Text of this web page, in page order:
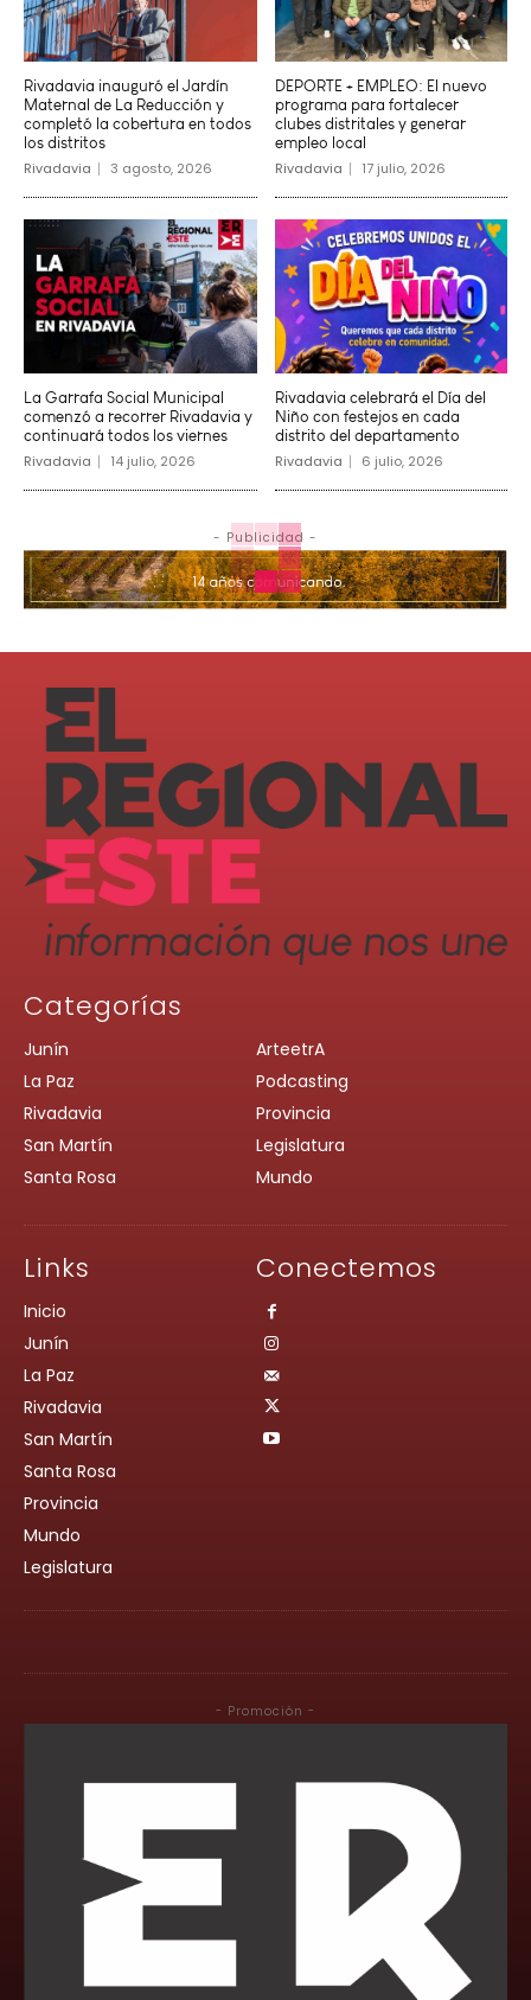
Rivadavia inauguró el Jardín
Maternal de La Reducción y
completó la cobertura en todos
los distritos
Rivadavia 3 agosto, 2026
DEPORTE + EMPLEO: El nuevo
programa para fortalecer
clubes distritales y generar
empleo local
Rivadavia 17 julio, 2026
La Garrafa Social Municipal
comenzó a recorrer Rivadavia y
continuará todos los viernes
Rivadavia 14 julio, 2026
Rivadavia celebrará el Día del
Niño con festejos en cada
distrito del departamento
Rivadavia 6 julio, 2026
- Publicidad -
Categorías
Junín
La Paz
Rivadavia
San Martín
Santa Rosa
ArteetrA
Podcasting
Provincia
Legislatura
Mundo
Links
Inicio
Junín
La Paz
Rivadavia
San Martín
Santa Rosa
Provincia
Mundo
Legislatura
Conectemos
- Promoción -